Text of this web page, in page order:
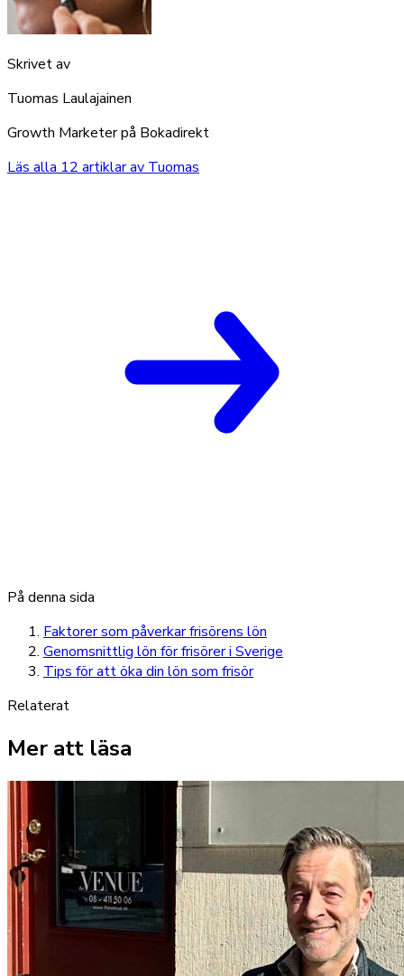
Skrivet av
Tuomas Laulajainen
Growth Marketer på Bokadirekt
Läs alla12artiklar avTuomas
På denna sida
Faktorer som påverkar frisörens lön
Genomsnittlig lön för frisörer i Sverige
Tips för att öka din lön som frisör
Relaterat
Mer att läsa